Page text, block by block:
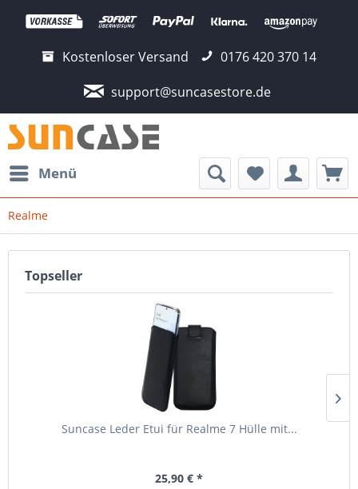
Kostenloser Versand
0176 420 370 14
support@suncasestore.de
Menü
Realme
Topseller
Suncase Leder Etui für Realme 7 Hülle mit...
25,90 € *